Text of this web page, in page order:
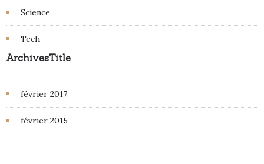
Science
Tech
ArchivesTitle
février 2017
février 2015